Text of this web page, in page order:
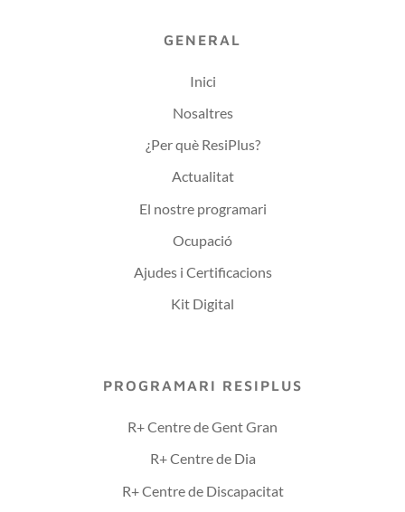
GENERAL
Inici
Nosaltres
¿Per què ResiPlus?
Actualitat
El nostre programari
Ocupació
Ajudes i Certificacions
Kit Digital
PROGRAMARI RESIPLUS
R+ Centre de Gent Gran
R+ Centre de Dia
R+ Centre de Discapacitat